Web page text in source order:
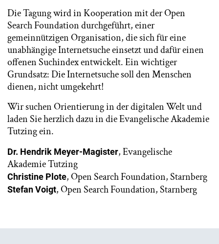
Die Tagung wird in Kooperation mit der Open
Search Foundation durchgeführt, einer
gemeinnützigen Organisation, die sich für eine
unabhängige Internetsuche einsetzt und dafür einen
offenen Suchindex entwickelt. Ein wichtiger
Grundsatz: Die Internetsuche soll den Menschen
dienen, nicht umgekehrt!
Wir suchen Orientierung in der digitalen Welt und
laden Sie herzlich dazu in die Evangelische Akademie
Tutzing ein.
Dr. Hendrik Meyer-Magister, Evangelische
Akademie Tutzing
Christine Plote, Open Search Foundation, Starnberg
Stefan Voigt, Open Search Foundation, Starnberg